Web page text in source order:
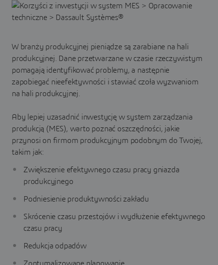
W branży produkcyjnej pieniądze są zarabiane na hali
produkcyjnej. Dane przetwarzane w czasie rzeczywistym
pomagają identyfikować problemy, a następnie
zapobiegać nieefektywności i stawiać czoła wyzwaniom
na hali produkcyjnej.
Aby lepiej uzasadnić inwestycję w system zarządzania
produkcją (MES), warto poznać oszczędności, jakie
przynosi on firmom produkcyjnym podobnym do Twojej,
takim jak:
Zwiększenie efektywnego czasu pracy gniazda
produkcyjnego
Podniesienie produktywności zakładu
Skrócenie czasu przestojów i wydłużenie efektywnego
czasu pracy
Redukcja odpadów